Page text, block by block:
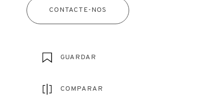
CONTACTE-NOS
GUARDAR
COMPARAR